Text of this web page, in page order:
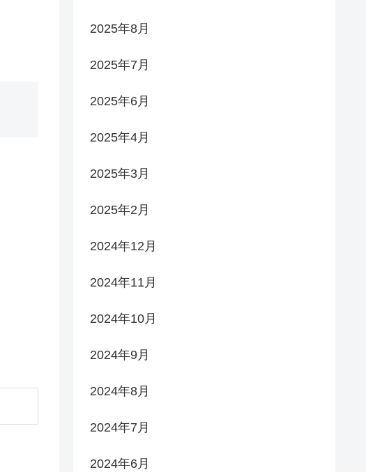
2025年8月
2025年7月
2025年6月
2025年4月
2025年3月
2025年2月
2024年12月
2024年11月
2024年10月
2024年9月
2024年8月
2024年7月
2024年6月